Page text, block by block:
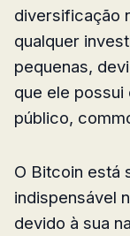
diversificação
qualquer
pequenas,
que ele possui
público,
O Bitcoin está
indispensável
devido à sua